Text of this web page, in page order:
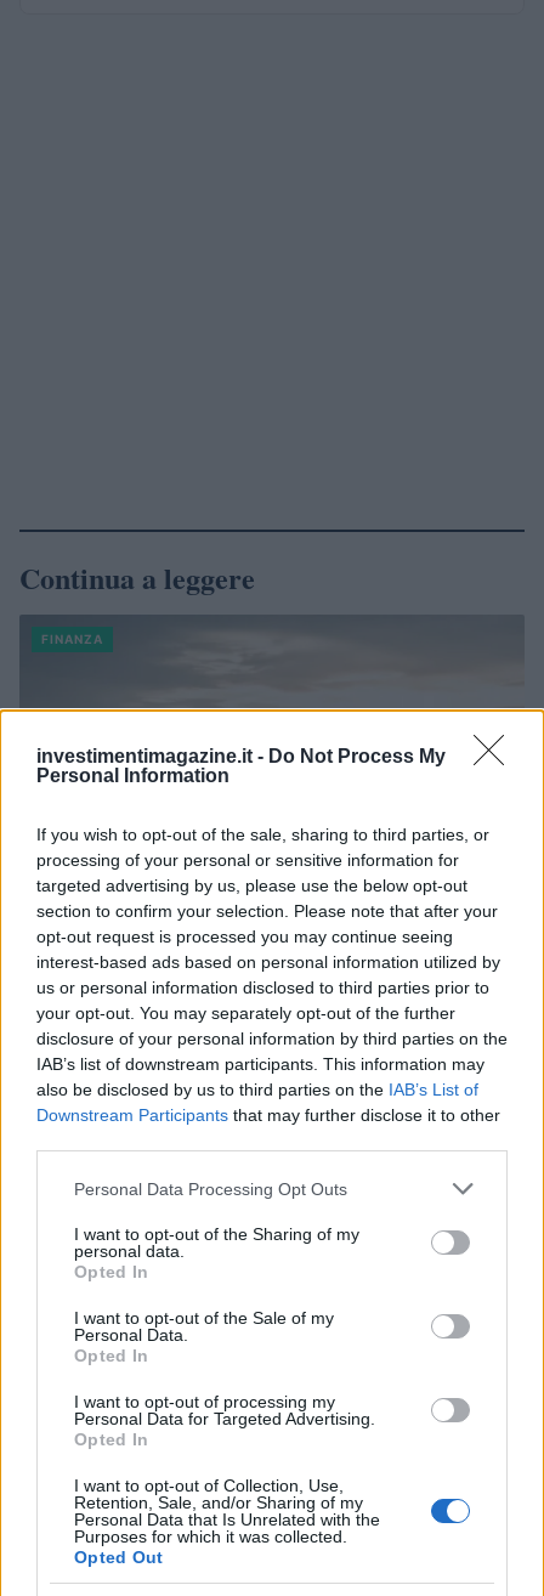
investimentimagazine.it - Do Not Process My
Personal Information
If you wish to opt-out of the sale, sharing to third parties, or
processing of your personal or sensitive information for
targeted advertising by us, please use the below opt-out
section to confirm your selection. Please note that after your
opt-out request is processed you may continue seeing
interest-based ads based on personal information utilized by
us or personal information disclosed to third parties prior to
your opt-out. You may separately opt-out of the further
disclosure of your personal information by third parties on the
IAB’s list of downstream participants. This information may
also be disclosed by us to third parties on the IAB’s List of
Downstream Participants that may further disclose it to other
Please note that this website/app uses one or more Google
not limited to your visit or usage behaviour. You may click to
grant or deny consent to Google and its third-party tags to
use your data for below specified purposes in below Google
consent section.
Personal Data Processing Opt Outs
I want to opt-out of the Sharing of my
personal data.
Opted In
I want to opt-out of the Sale of my
Personal Data.
Opted In
I want to opt-out of processing my
Personal Data for Targeted Advertising.
Opted In
I want to opt-out of Collection, Use,
Retention, Sale, and/or Sharing of my
Personal Data that Is Unrelated with the
Purposes for which it was collected.
Opted Out
Continua a leggere
FINANZA
Reparti aeronavali della Guardia di Finanza: controllo del
territorio e contrasto agli illeciti
Francesca Galli · 8 Ago 2026
FINANZA
Governo e opposizione in contrasto: le accuse di Conte sulle
mascherine contraffatte
FINANZA